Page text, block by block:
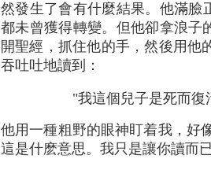
然發生了會有什麼結果。他滿臉
都未曾獲得轉變。但他卻拿浪子
開聖經，抓住他的手，然後用他
吞吐吐地讀到：
"我這個兒子是死而復
他用一種粗野的眼神盯着我，好
這是什麽意思。我只是讓你讀而